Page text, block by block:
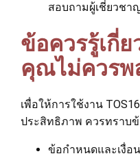
สอบถามผู้เชี่ยวชา
ข้อควรรู้เกี่ย
คุณไม่ควรพ
เพื่อให้การใช้งาน
ประสิทธิภาพ ควรทราบ
ข้อกำหนดและเงื่อ